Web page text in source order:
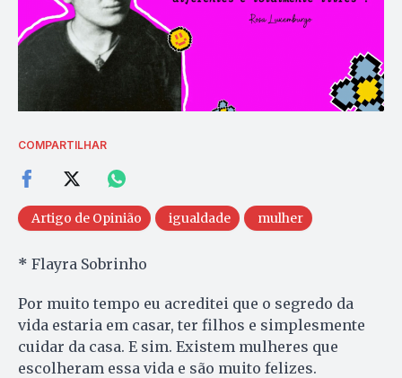
COMPARTILHAR
Artigo de Opinião igualdade mulher
* Flayra Sobrinho
Por muito tempo eu acreditei que o segredo da
vida estaria em casar, ter filhos e simplesmente
cuidar da casa. E sim. Existem mulheres que
escolheram essa vida e são muito felizes.